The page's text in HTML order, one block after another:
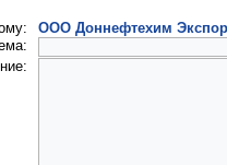
ООО Доннефтехим